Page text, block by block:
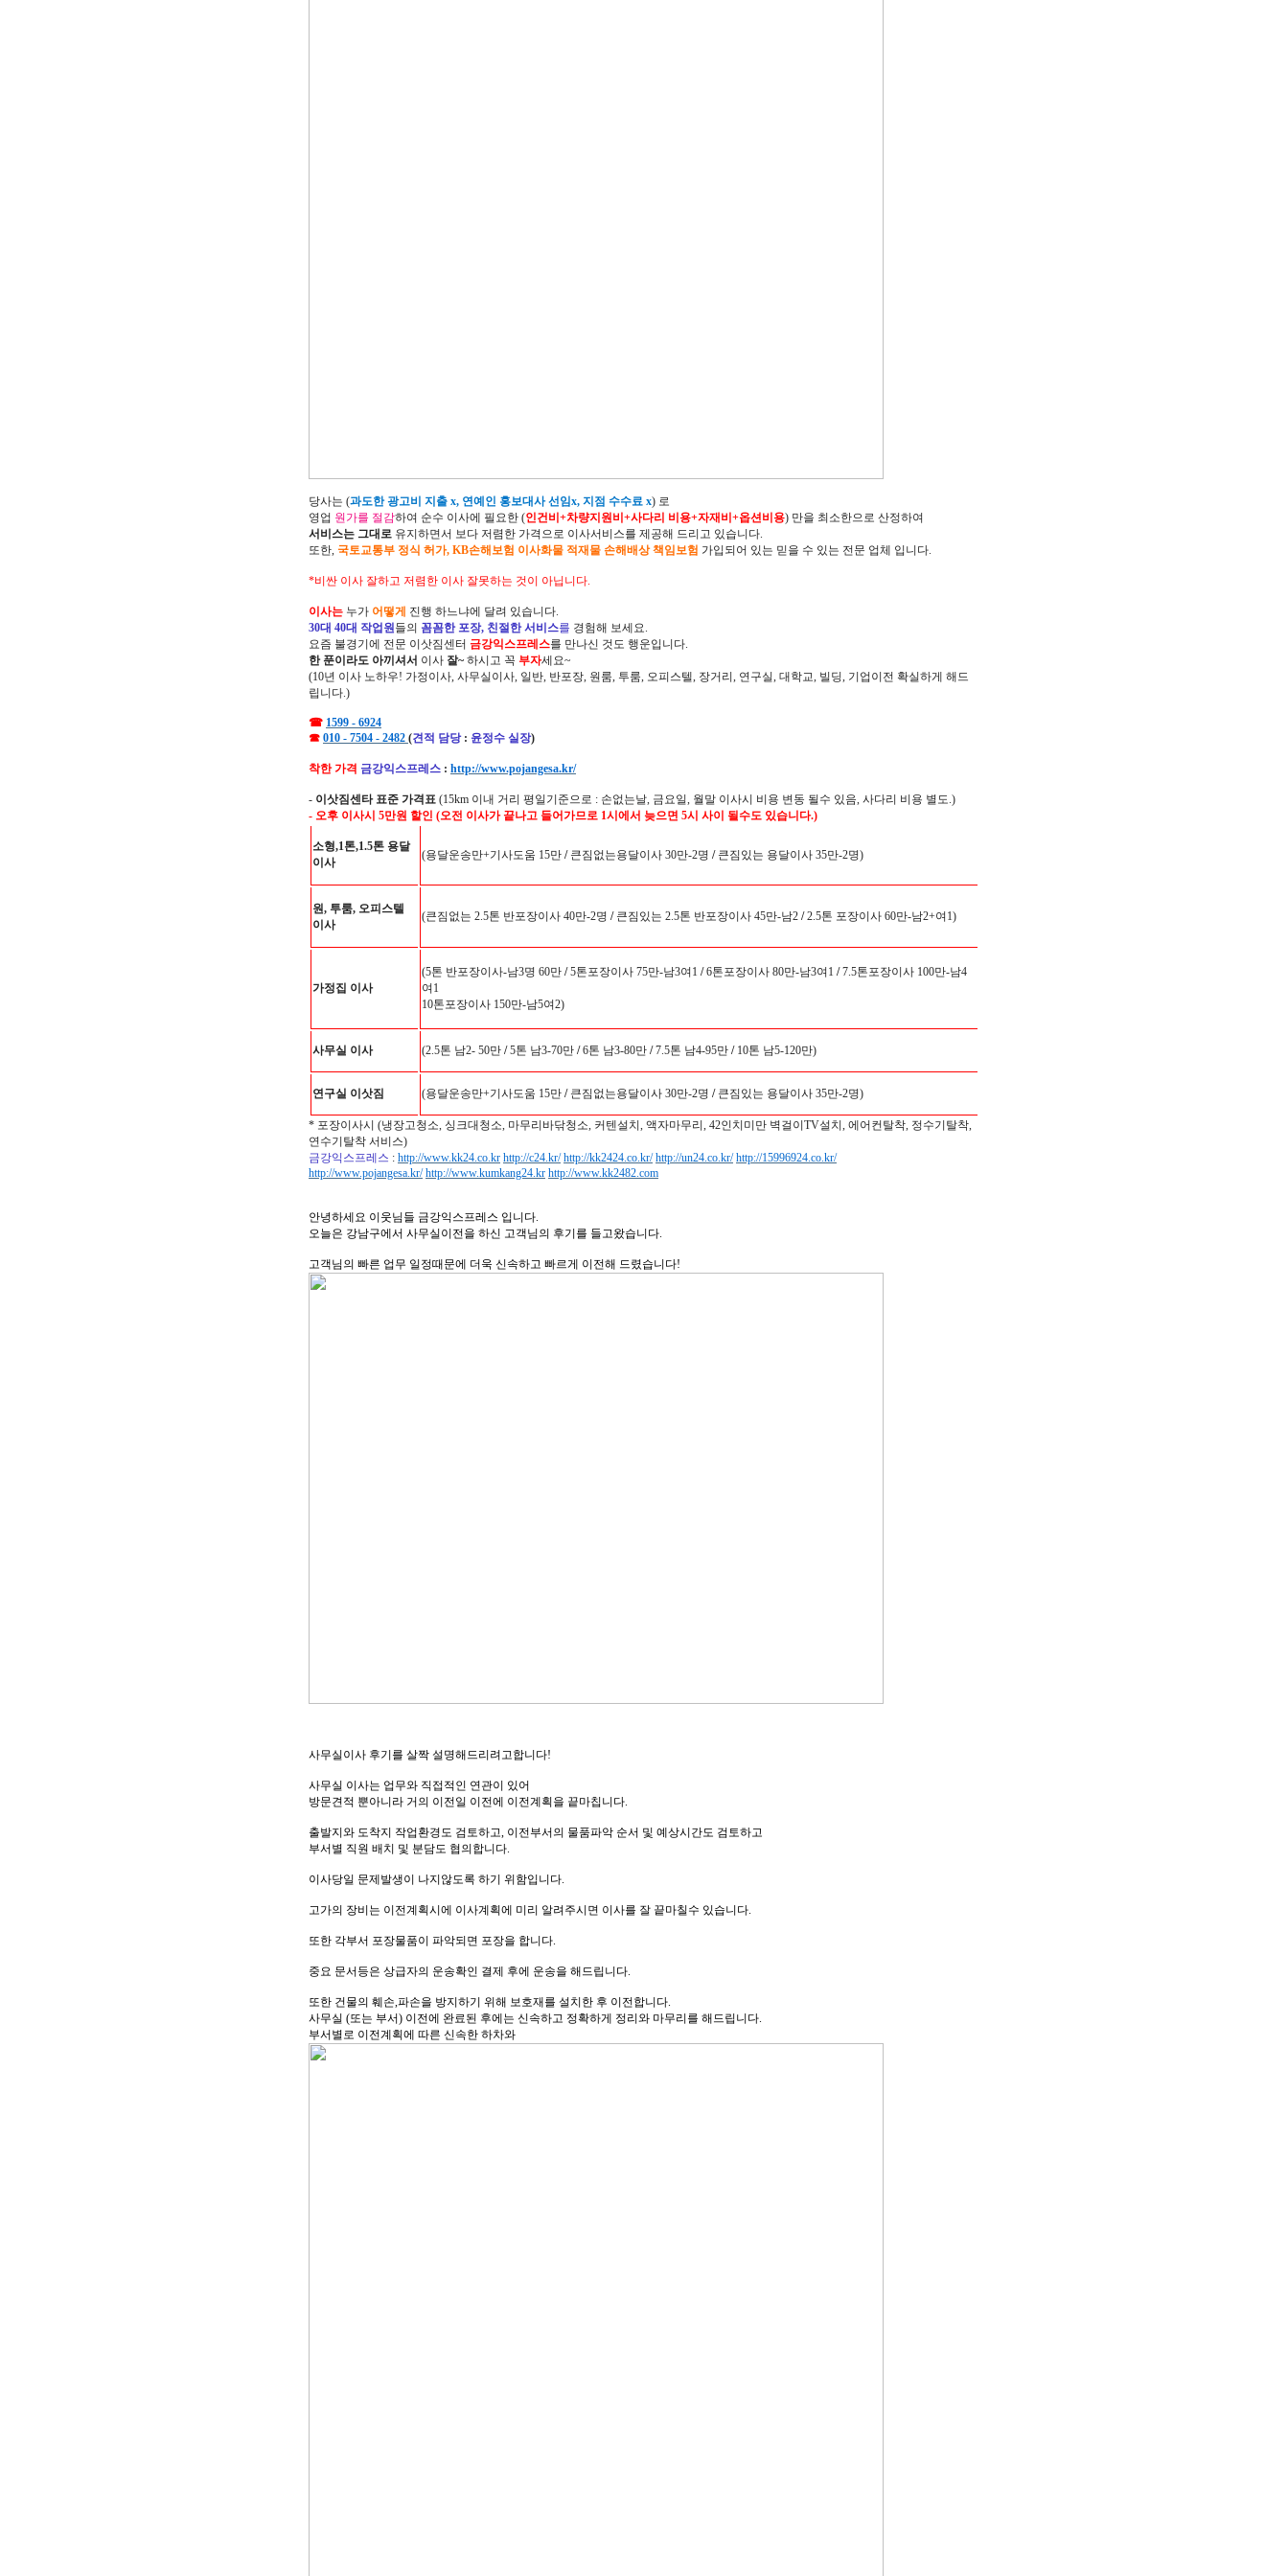
당사는 (과도한 광고비 지출 x, 연예인 홍보대사 선임x, 지점 수수료 x) 로
영업 원가를 절감하여 순수 이사에 필요한 (인건비+차량지원비+사다리 비용+자재비+옵션비용) 만을 최소한으로 산정하여
서비스는 그대로 유지하면서 보다 저렴한 가격으로 이사서비스를 제공해 드리고 있습니다.
또한, 국토교통부 정식 허가, KB손해보험 이사화물 적재물 손해배상 책임보험 가입되어 있는 믿을 수 있는 전문 업체 입니다.
*비싼 이사 잘하고 저렴한 이사 잘못하는 것이 아닙니다.
이사는 누가 어떻게 진행 하느냐에 달려 있습니다.
30대 40대 작업원들의 꼼꼼한 포장, 친절한 서비스를 경험해 보세요.
요즘 불경기에 전문 이삿짐센터 금강익스프레스를 만나신 것도 행운입니다.
한 푼이라도 아끼셔서 이사 잘~ 하시고 꼭 부자세요~
(10년 이사 노하우! 가정이사, 사무실이사, 일반, 반포장, 원룸, 투룸, 오피스텔, 장거리, 연구실, 대학교, 빌딩, 기업이전 확실하게 해드
립니다.)
☎ 1599 - 6924
☎ 010 - 7504 - 2482 (견적 담당 : 윤정수 실장)
착한 가격 금강익스프레스 : http://www.pojangesa.kr/
- 이삿짐센타 표준 가격표 (15km 이내 거리 평일기준으로 : 손없는날, 금요일, 월말 이사시 비용 변동 될수 있음, 사다리 비용 별도.)
- 오후 이사시 5만원 할인 (오전 이사가 끝나고 들어가므로 1시에서 늦으면 5시 사이 될수도 있습니다.)
소형,1톤,1.5톤 용달
이사
(용달운송만+기사도움 15만 /큰짐없는용달이사 30만-2명 /큰짐있는 용달이사 35만-2명)
원, 투룸, 오피스텔
이사
(큰짐없는 2.5톤 반포장이사 40만-2명 /큰짐있는 2.5톤 반포장이사 45만-남2 /2.5톤 포장이사 60만-남2+여1)
가정집 이사
(5톤 반포장이사-남3명 60만 /5톤포장이사 75만-남3여1 /6톤포장이사 80만-남3여1 /7.5톤포장이사 100만-남4
여1
10톤포장이사 150만-남5여2)
사무실 이사 (2.5톤 남2- 50만 /5톤 남3-70만 /6톤 남3-80만 /7.5톤 남4-95만 /10톤 남5-120만)
연구실 이삿짐 (용달운송만+기사도움 15만 /큰짐없는용달이사 30만-2명 /큰짐있는 용달이사 35만-2명)
* 포장이사시 (냉장고청소, 싱크대청소, 마무리바닦청소, 커텐설치, 액자마무리, 42인치미만 벽걸이TV설치, 에어컨탈착, 정수기탈착,
연수기탈착 서비스)
금강익스프레스 : http://www.kk24.co.kr http://c24.kr/ http://kk2424.co.kr/ http://un24.co.kr/ http://15996924.co.kr/
http://www.pojangesa.kr/ http://www.kumkang24.kr http://www.kk2482.com
안녕하세요 이웃님들 금강익스프레스 입니다.
오늘은 강남구에서 사무실이전을 하신 고객님의 후기를 들고왔습니다.
고객님의 빠른 업무 일정때문에 더욱 신속하고 빠르게 이전해 드렸습니다!
사무실이사 후기를 살짝 설명해드리려고합니다!
사무실 이사는 업무와 직접적인 연관이 있어
방문견적 뿐아니라 거의 이전일 이전에 이전계획을 끝마칩니다.
출발지와 도착지 작업환경도 검토하고, 이전부서의 물품파악 순서 및 예상시간도 검토하고
부서별 직원 배치 및 분담도 협의합니다.
이사당일 문제발생이 나지않도록 하기 위함입니다.
고가의 장비는 이전계획시에 이사계획에 미리 알려주시면 이사를 잘 끝마칠수 있습니다.
또한 각부서 포장물품이 파악되면 포장을 합니다.
중요 문서등은 상급자의 운송확인 결제 후에 운송을 해드립니다.
또한 건물의 훼손,파손을 방지하기 위해 보호재를 설치한 후 이전합니다.
사무실 (또는 부서) 이전에 완료된 후에는 신속하고 정확하게 정리와 마무리를 해드립니다.
부서별로 이전계획에 따른 신속한 하차와